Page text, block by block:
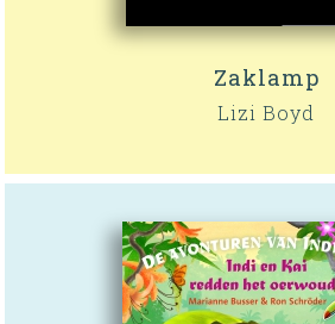
Zaklamp
Lizi Boyd